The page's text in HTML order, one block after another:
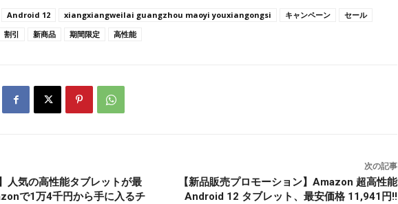
Android 12 xiangxiangweilai guangzhou maoyi youxiangongsi キャンペーン
セール
割引 新商品 期間限定 高性能
人気の高性能タブレットが最
で1万4千円から手に入るチ
次の記事
【新品販売プロモーション】Amazon 超高性能
Android 12 タブレット、最安価格 11,941円‼